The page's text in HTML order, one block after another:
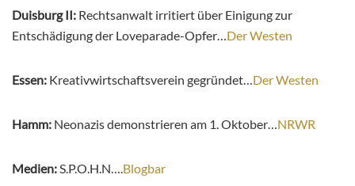
Duisburg II: Rechtsanwalt irritiert über Einigung zur
Entschädigung der Loveparade-Opfer… Der Westen
Essen: Kreativwirtschaftsverein gegründet… Der Westen
Hamm: Neonazis demonstrieren am 1. Oktober… NRWR
Medien: S.P.O.H.N…. Blogbar